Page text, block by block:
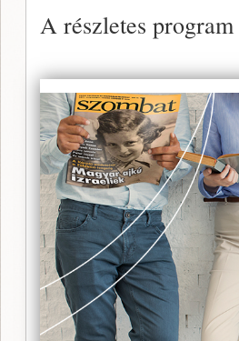
A részletes program